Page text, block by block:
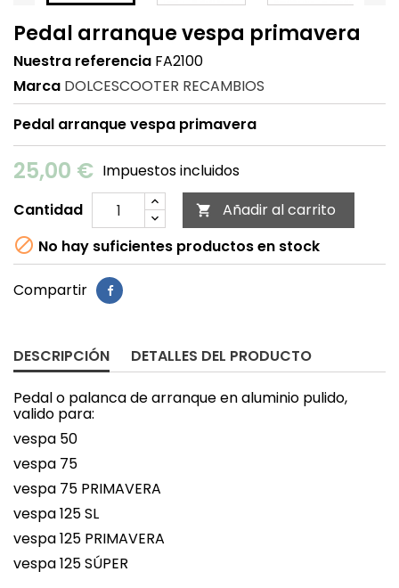
Pedal arranque vespa primavera
Nuestra referencia FA2100
Marca DOLCESCOOTER RECAMBIOS
Pedal arranque vespa primavera
25,00 € Impuestos incluidos
Cantidad
 Añadir al carrito
 No hay suficientes productos en stock
Compartir
DESCRIPCIÓN DETALLES DEL PRODUCTO
Pedal o palanca de arranque en aluminio pulido,
valido para:
vespa 50
vespa 75
vespa 75 PRIMAVERA
vespa 125 SL
vespa 125 PRIMAVERA
vespa 125 SÚPER